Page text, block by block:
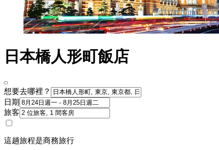
日本橋人形町飯店
想要去哪裡？
日期
旅客
這趟旅程是商務旅行